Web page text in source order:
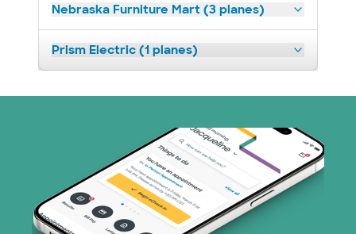
Nebraska Furniture Mart (3 planes)
Prism Electric (1 planes)